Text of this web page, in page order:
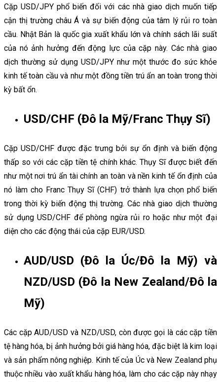
Cặp USD/JPY phổ biến đối với các nhà giao dịch muốn tiếp
cận thị trường châu Á và sự biến động của tâm lý rủi ro toàn
cầu. Nhật Bản là quốc gia xuất khẩu lớn và chính sách lãi suất
của nó ảnh hưởng đến động lực của cặp này. Các nhà giao
dịch thường sử dụng USD/JPY như một thước đo sức khỏe
kinh tế toàn cầu và như một đồng tiền trú ẩn an toàn trong thời
kỳ bất ổn.
USD/CHF (Đô la Mỹ/Franc Thụy Sĩ)
Cặp USD/CHF được đặc trưng bởi sự ổn định và biến động
thấp so với các cặp tiền tệ chính khác. Thụy Sĩ được biết đến
như một nơi trú ẩn tài chính an toàn và nền kinh tế ổn định của
nó làm cho Franc Thụy Sĩ (CHF) trở thành lựa chọn phổ biến
trong thời kỳ biến động thị trường. Các nhà giao dịch thường
sử dụng USD/CHF để phòng ngừa rủi ro hoặc như một đại
diện cho các động thái của cặp EUR/USD.
AUD/USD (Đô la Úc/Đô la Mỹ) và
NZD/USD (Đô la New Zealand/Đô la
Mỹ)
Các cặp AUD/USD và NZD/USD, còn được gọi là các cặp tiền
tệ hàng hóa, bị ảnh hưởng bởi giá hàng hóa, đặc biệt là kim loại
và sản phẩm nông nghiệp. Kinh tế của Úc và New Zealand phụ
thuộc nhiều vào xuất khẩu hàng hóa, làm cho các cặp này nhạy